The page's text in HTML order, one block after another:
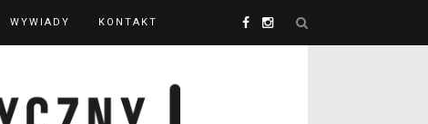
WYWIADY KONTAKT